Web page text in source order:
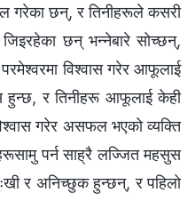
गरेका छन्, र तिनीहरूले कसरी
छन् भन्नेबारे सोच्छन्,
विश्‍वास गरेर आफूलाई
र तिनीहरू आफूलाई केही
गरेर असफल भएको व्यक्ति
पर्न साह्रै लज्‍जित महसुस
र अनिच्छुक हुन्छन्, र पहिलो